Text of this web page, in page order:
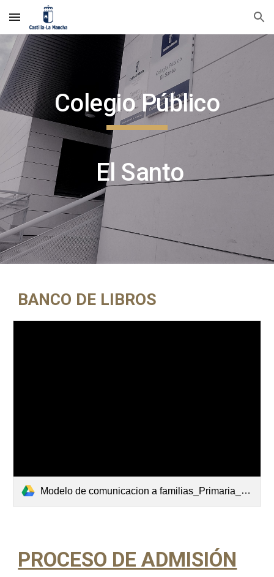
Skip to main content Skip to navigation
Colegio Público
El Santo
BANCO DE LIBROS
Modelo de comunicacion a familias_Primaria_BDL 2026-2027.pdf
PROCESO DE ADMISIÓN